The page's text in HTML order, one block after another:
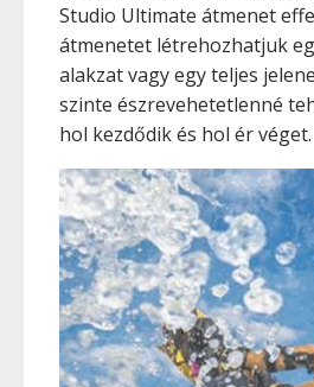
Studio Ultimate átmenet
átmenetet létrehozhatjuk
alakzat vagy egy teljes
szinte észrevehetetlenné
hol kezdődik és hol ér véget.